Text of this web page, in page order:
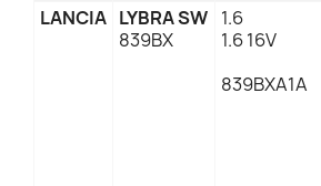
LANCIA LYBRA SW
839BX
1.6
1.6 16V
839BXA1A